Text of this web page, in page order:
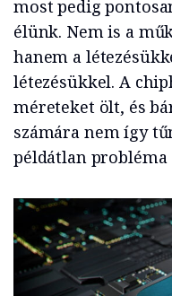
most pedig
élünk. Nem is a
hanem a
létezésükkel. A
méreteket ölt, és
számára nem így
példátlan probléma